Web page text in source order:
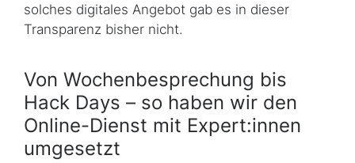
solches digitales Angebot gab es in dieser
Transparenz bisher nicht.
Von Wochenbesprechung bis
Hack Days – so haben wir den
Online-Dienst mit Expert:innen
umgesetzt